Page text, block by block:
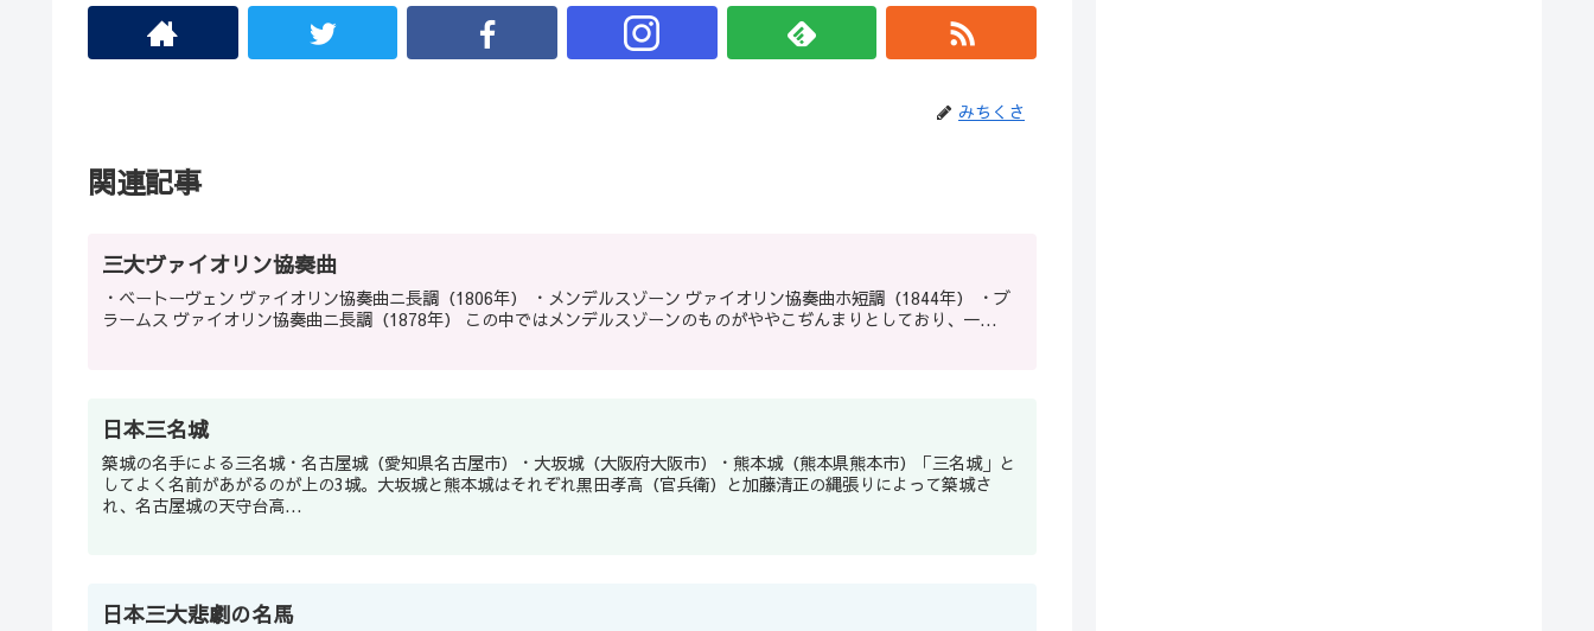
みちくさ
関連記事
三大ヴァイオリン協奏曲
・ベートーヴェン ヴァイオリン協奏曲ニ長調（1806年） ・メンデルスゾーン ヴァイオリン協奏曲ホ短調（1844年） ・ブ
ラームス ヴァイオリン協奏曲ニ長調（1878年） この中ではメンデルスゾーンのものがややこぢんまりとしており、一...
日本三名城
築城の名手による三名城・名古屋城（愛知県名古屋市）・大坂城（大阪府大阪市）・熊本城（熊本県熊本市）「三名城」と
してよく名前があがるのが上の3城。大坂城と熊本城はそれぞれ黒田孝高（官兵衛）と加藤清正の縄張りによって築城さ
れ、名古屋城の天守台高...
日本三大悲劇の名馬